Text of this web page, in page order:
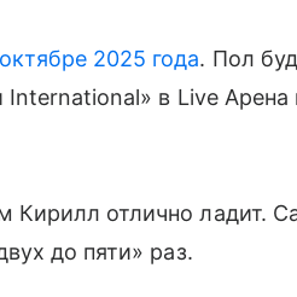
2025 года. Пол
в Live Арена
Кирилл отлично ладит.
до пяти» раз.